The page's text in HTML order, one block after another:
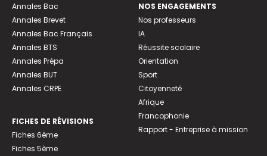
Annales Bac
Annales Brevet
Annales Bac Français
Annales BTS
Annales Prépa
Annales BUT
Annales CRPE
FICHES DE RÉVISIONS
Fiches 6ème
Fiches 5ème
NOS ENGAGEMENTS
Nos professeurs
IA
Réussite scolaire
Orientation
Sport
Citoyenneté
Afrique
Francophonie
Rapport - Entreprise à mission